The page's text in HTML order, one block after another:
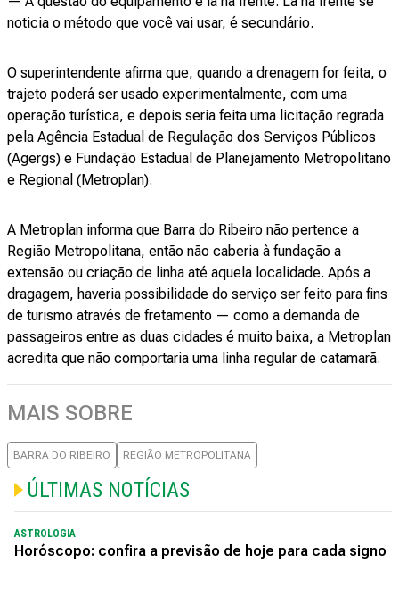
noticia o método que você vai usar, é secundário.
O superintendente afirma que, quando a drenagem for feita, o
trajeto poderá ser usado experimentalmente, com uma
operação turística, e depois seria feita uma licitação regrada
pela Agência Estadual de Regulação dos Serviços Públicos
(Agergs) e Fundação Estadual de Planejamento Metropolitano
e Regional (Metroplan).
A Metroplan informa que Barra do Ribeiro não pertence a
Região Metropolitana, então não caberia à fundação a
extensão ou criação de linha até aquela localidade. Após a
dragagem, haveria possibilidade do serviço ser feito para fins
de turismo através de fretamento — como a demanda de
passageiros entre as duas cidades é muito baixa, a Metroplan
acredita que não comportaria uma linha regular de catamarã.
MAIS SOBRE
BARRA DO RIBEIRO REGIÃO METROPOLITANA
ÚLTIMAS NOTÍCIAS
ASTROLOGIA
Horóscopo: confira a previsão de hoje para cada signo